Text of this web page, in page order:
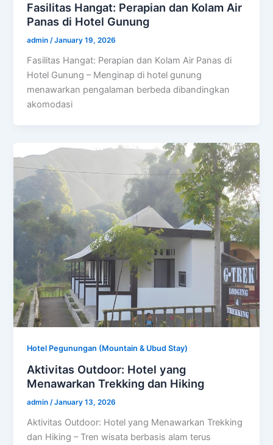
Fasilitas Hangat: Perapian dan Kolam Air
Panas di Hotel Gunung
admin/January 19, 2026
Fasilitas Hangat: Perapian dan Kolam Air Panas di
Hotel Gunung – Menginap di hotel gunung
menawarkan pengalaman berbeda dibandingkan
akomodasi
Hotel Pegunungan (Mountain & Ubud Stay)
Aktivitas Outdoor: Hotel yang
Menawarkan Trekking dan Hiking
admin /January 13, 2026
Aktivitas Outdoor: Hotel yang Menawarkan Trekking
dan Hiking – Tren wisata berbasis alam terus